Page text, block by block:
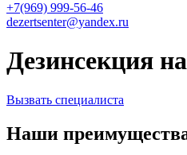
+7(969) 999-56-46
dezertsenter@yandex.ru
Дезинсекция
Вызвать специалиста
Наши